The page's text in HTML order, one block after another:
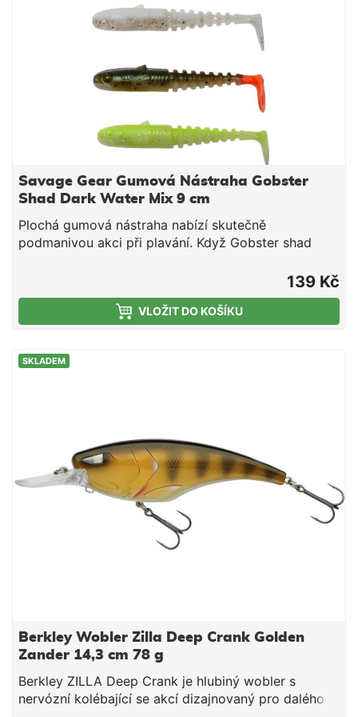
Savage Gear Gumová Nástraha Gobster
Shad Dark Water Mix 9 cm
Plochá gumová nástraha nabízí skutečně
podmanivou akci při plavání. Když Gobster shad
které lákají pozornost predátorů. Je také super
všestranný – ideální pro lov na háčky EWG,
offsetové háčky a lze jej také snadno namontovat
téměř všech ostatních dravých ryb. • plochý profil s
připevnění offsetového nebo EWG háčku
139 Kč
VLOŽIT DO KOŠÍKU
SKLADEM
Berkley Wobler Zilla Deep Crank Golden
Zander 14,3 cm 78 g
Berkley ZILLA Deep Crank je hlubiný wobler s
nervózní kolébající se akcí dizajnovaný pro dalého